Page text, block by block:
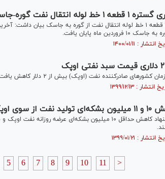
نفت گوره-جاسک پایان یافت
ماه پایان یافت.
صادرکننده نفت (اوپک) بیش از ۲ دلار کاهش یافت.
مطرح است
وزیر نفت گفت: پیشنهاد کاهش حداقل ۱۰ میلیون بشکه‌ای
5 6 7 8 9 10 11 >